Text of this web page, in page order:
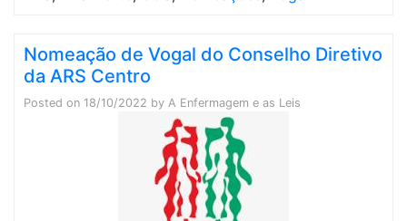
Nomeação de Vogal do Conselho Diretivo
da ARS Centro
Posted on 18/10/2022 by A Enfermagem e as Leis